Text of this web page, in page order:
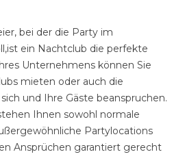
bei der die Party im
ein Nachtclub die perfekte
Unternehmens können Sie
mieten oder auch die
und Ihre Gäste beanspruchen.
Ihnen sowohl normale
Partylocations
Ansprüchen garantiert gerecht